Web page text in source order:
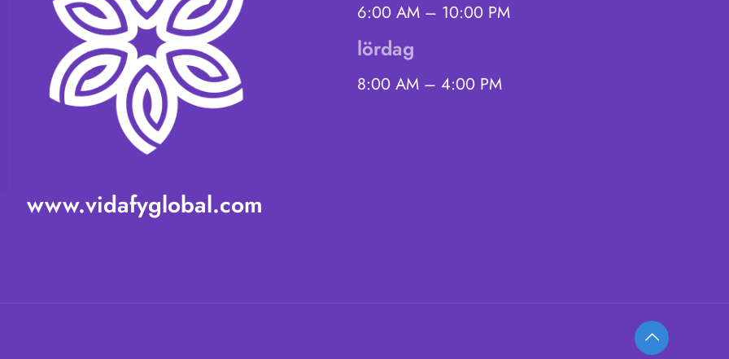
www.vidafyglobal.com
6:00 AM – 10:00 PM
lördag
8:00 AM – 4:00 PM